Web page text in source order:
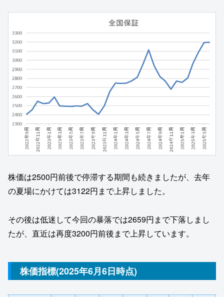
株価は2500円前後で停滞する期間も続きましたが、去年
の夏場にかけては3122円まで上昇しました。
その後は低迷して今回の暴落では2659円まで下落しまし
たが、直近は再度3200円前後まで上昇しています。
株価指標(2025年6月6日時点)